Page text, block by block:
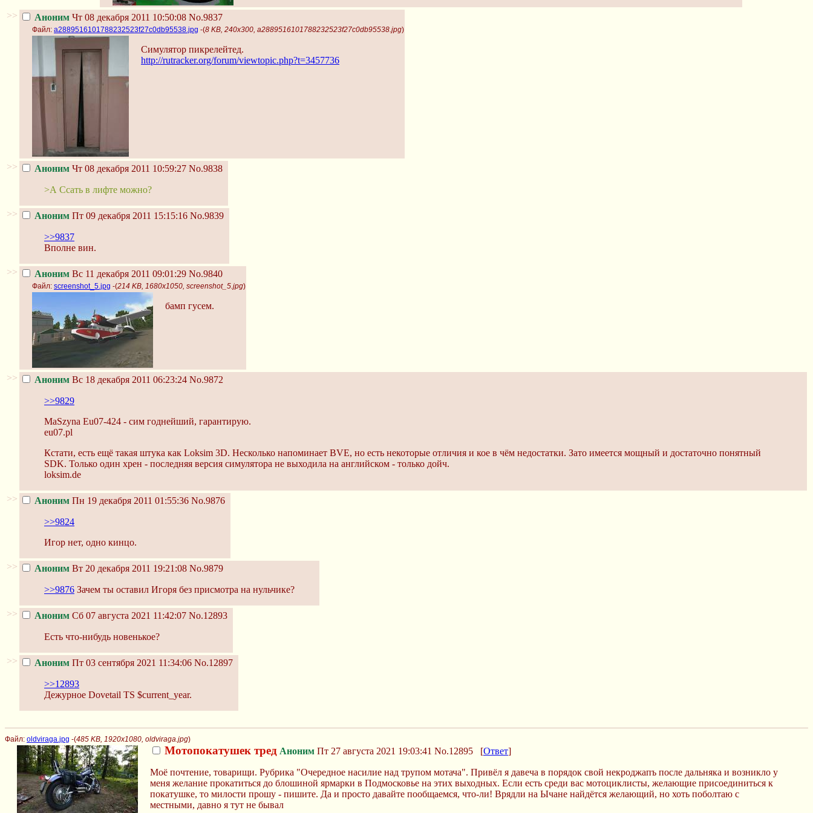
>> Аноним Чт 08 декабря 2011 10:50:08 No.9837
Файл: a2889516101788232523f27c0db95538.jpg -(8 KB, 240x300, a2889516101788232523f27c0db95538.jpg)
Симулятор пикрелейтед.
http://rutracker.org/forum/viewtopic.php?t=3457736
>> Аноним Чт 08 декабря 2011 10:59:27 No.9838
>А Ссать в лифте можно?
>> Аноним Пт 09 декабря 2011 15:15:16 No.9839
>>9837
Вполне вин.
>> Аноним Вс 11 декабря 2011 09:01:29 No.9840
Файл: screenshot_5.jpg -(214 KB, 1680x1050, screenshot_5.jpg)
бамп гусем.
>> Аноним Вс 18 декабря 2011 06:23:24 No.9872
>>9829
MaSzyna Eu07-424 - сим годнейший, гарантирую.
eu07.pl
Кстати, есть ещё такая штука как Loksim 3D. Несколько напоминает BVE, но есть некоторые отличия и кое в чём недостатки. Зато имеется мощный и достаточно понятный
SDK. Только один хрен - последняя версия симулятора не выходила на английском - только дойч.
loksim.de
>> Аноним Пн 19 декабря 2011 01:55:36 No.9876
>>9824
Игор нет, одно кинцо.
>> Аноним Вт 20 декабря 2011 19:21:08 No.9879
>>9876 Зачем ты оставил Игоря без присмотра на нульчике?
>> Аноним Сб 07 августа 2021 11:42:07 No.12893
Есть что-нибудь новенькое?
>> Аноним Пт 03 сентября 2021 11:34:06 No.12897
>>12893
Дежурное Dovetail TS $current_year.
Файл: oldviraga.jpg -(485 KB, 1920x1080, oldviraga.jpg)
Мотопокатушек тред Аноним Пт 27 августа 2021 19:03:41 No.12895 [Ответ]
Моё почтение, товарищи. Рубрика "Очередное насилие над трупом мотача". Привёл я давеча в порядок свой некроджапъ после дальняка и возникло у
меня желание прокатиться до блошиной ярмарки в Подмосковье на этих выходных. Если есть среди вас мотоциклисты, желающие присоединиться к
покатушке, то милости прошу - пишите. Да и просто давайте пообщаемся, что-ли! Врядли на Ычане найдётся желающий, но хоть поболтаю с
местными, давно я тут не бывал